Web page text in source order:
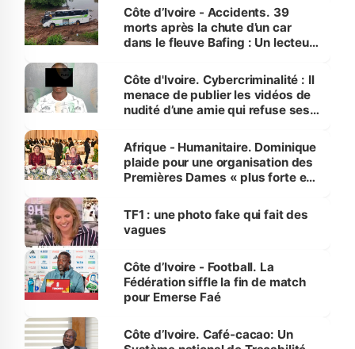
Côte d’Ivoire - Accidents. 39
morts après la chute d’un car
dans le fleuve Bafing : Un lecteur
des Transports
Côte d'Ivoire. Cybercriminalité : Il
menace de publier les vidéos de
nudité d’une amie qui refuse ses
Afrique - Humanitaire. Dominique
plaide pour une organisation des
Premières Dames « plus forte et
sur la scène internationale »
TF1 : une photo fake qui fait des
vagues
Côte d’Ivoire - Football. La
Fédération siffle la fin de match
pour Emerse Faé
Côte d’Ivoire. Café-cacao: Un